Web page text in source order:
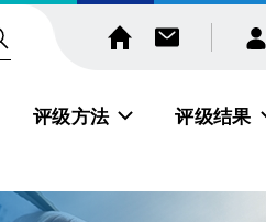
评级方法 评级结果